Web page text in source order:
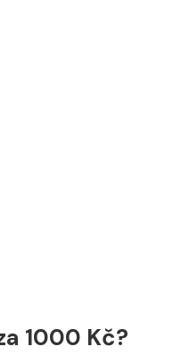
1000 Kč?